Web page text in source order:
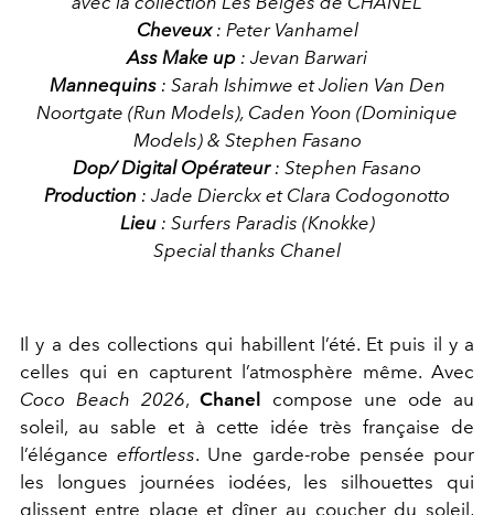
Cheveux: Peter Vanhamel
Ass Make up : Jevan Barwari
Mannequins: Sarah Ishimwe et Jolien Van Den
Noortgate (Run Models), Caden Yoon (Dominique
Models) & Stephen Fasano
Dop/ Digital Opérateur: Stephen Fasano
Production : Jade Dierckx et Clara Codogonotto
Lieu: Surfers Paradis (Knokke)
Special thanks Chanel
Il y a des collections qui habillent l’été. Et puis il y a
celles qui en capturent l’atmosphère même. Avec
Coco Beach 2026, Chanel compose une ode au
soleil, au sable et à cette idée très française de
l’éléganceeffortless. Une garde-robe pensée pour
les longues journées iodées, les silhouettes qui
glissent entre plage et dîner au coucher du soleil,